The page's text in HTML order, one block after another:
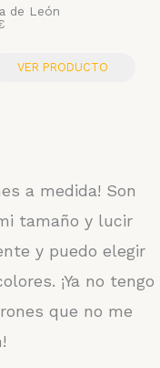
de León
VER PRODUCTO
a medida! Son
tamaño y lucir
y puedo elegir
¡Ya no tengo
que no me